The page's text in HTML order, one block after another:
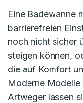
Eine Badewanne
barrierefreien
noch nicht sicher
steigen können,
die auf Komfort
Moderne
Artweger lassen